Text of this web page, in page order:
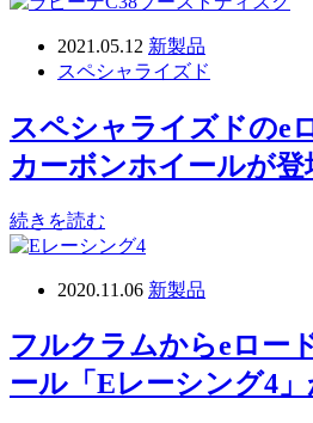
2021.05.12 新製品
スペシャライズド
スペシャライズドのe
カーボンホイールが登
続きを読む
2020.11.06 新製品
フルクラムからeロー
ール「Eレーシング4